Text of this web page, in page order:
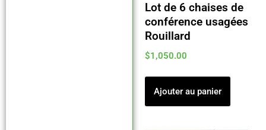
Lot de 6 chaises de
conférence usagées
Rouillard
$1,050.00
Ajouter au panier